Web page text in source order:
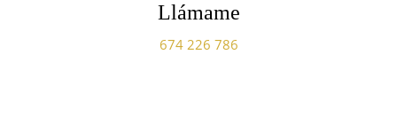
Llámame
674 226 786